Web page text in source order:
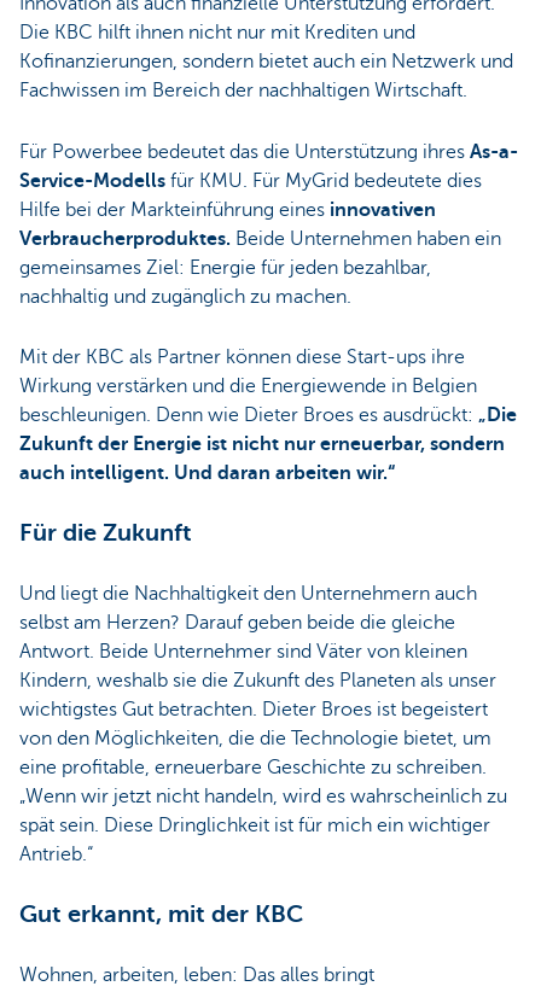
Die KBC hilft ihnen nicht nur mit Krediten und
Kofinanzierungen, sondern bietet auch ein Netzwerk und
Fachwissen im Bereich der nachhaltigen Wirtschaft.
Für Powerbee bedeutet das die Unterstützung ihres As-a-
Service-Modells für KMU. Für MyGrid bedeutete dies
Hilfe bei der Markteinführung eines innovativen
Verbraucherproduktes. Beide Unternehmen haben ein
gemeinsames Ziel: Energie für jeden bezahlbar,
nachhaltig und zugänglich zu machen.
Mit der KBC als Partner können diese Start-ups ihre
Wirkung verstärken und die Energiewende in Belgien
beschleunigen. Denn wie Dieter Broes es ausdrückt: „Die
Zukunft der Energie ist nicht nur erneuerbar, sondern
auch intelligent. Und daran arbeiten wir.“
Für die Zukunft
Und liegt die Nachhaltigkeit den Unternehmern auch
selbst am Herzen? Darauf geben beide die gleiche
Antwort. Beide Unternehmer sind Väter von kleinen
Kindern, weshalb sie die Zukunft des Planeten als unser
wichtigstes Gut betrachten. Dieter Broes ist begeistert
von den Möglichkeiten, die die Technologie bietet, um
eine profitable, erneuerbare Geschichte zu schreiben.
„Wenn wir jetzt nicht handeln, wird es wahrscheinlich zu
spät sein. Diese Dringlichkeit ist für mich ein wichtiger
Antrieb.“
Gut erkannt, mit der KBC
Wohnen, arbeiten, leben: Das alles bringt